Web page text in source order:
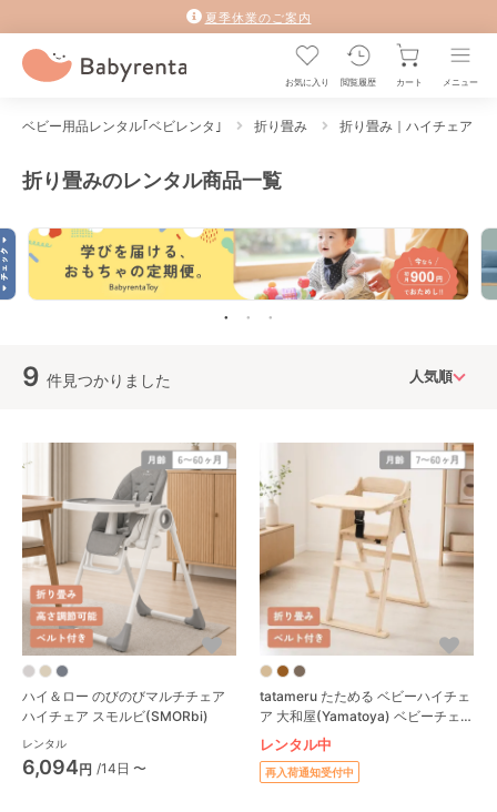
夏季休業のご案内
お気に入り 閲覧履歴 カート メニュー
ベビー用品レンタル｢ベビレンタ｣ 折り畳み 折り畳み｜ハイチェア
折り畳みのレンタル商品一覧
9 件見つかりました
ハイ＆ロー のびのびマルチチェア
ハイチェア スモルビ(SMORbi)
レンタル
6,094円 /14日 〜
tatameru たためる ベビーハイチェ
ア 大和屋(Yamatoya) ベビーチェ
アレンタル中
再入荷通知受付中